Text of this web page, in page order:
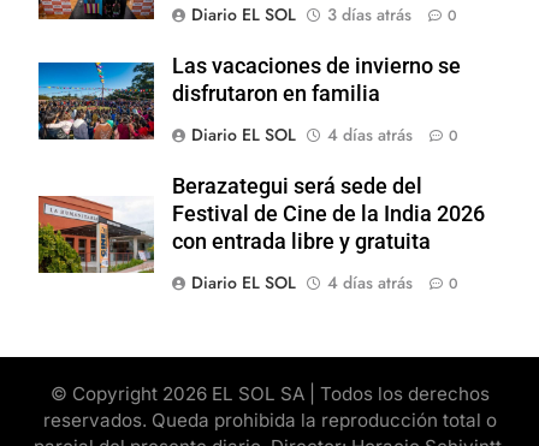
Diario EL SOL
3 días atrás 0
Las vacaciones de invierno se
disfrutaron en familia
Diario EL SOL
4 días atrás 0
Berazategui será sede del
Festival de Cine de la India 2026
con entrada libre y gratuita
Diario EL SOL
4 días atrás 0
© Copyright 2026 EL SOL SA | Todos los derechos
reservados. Queda prohibida la reproducción total o